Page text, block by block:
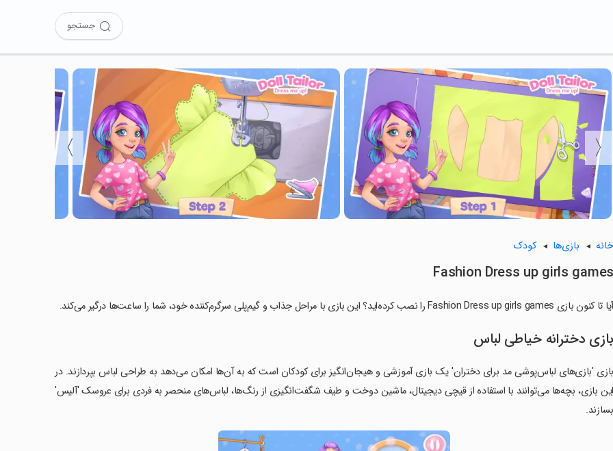
جستجو
〈
〉
خانه بازی‌ها کودک
Fashion Dress up girls games
آیا تا کنون بازی Fashion Dress up girls games را نصب کرده‌اید؟ این بازی با مراحل جذاب و گیم‌پلی سرگرم‌کننده خود، شما را ساعت‌ها درگیر می‌کند.
بازی دخترانه خیاطی لباس
بازی 'بازی‌های لباس‌پوشی مد برای دختران' یک بازی آموزشی و هیجان‌انگیز برای کودکان است که به آن‌ها امکان می‌دهد به طراحی لباس بپردازند. در
این بازی، بچه‌ها می‌توانند با استفاده از قیچی دیجیتال، ماشین دوخت و طیف شگفت‌انگیزی از رنگ‌ها، لباس‌های منحصر به فردی برای عروسک 'آلیس'
بسازند.